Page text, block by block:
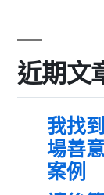
近期文
我找
場善
案例